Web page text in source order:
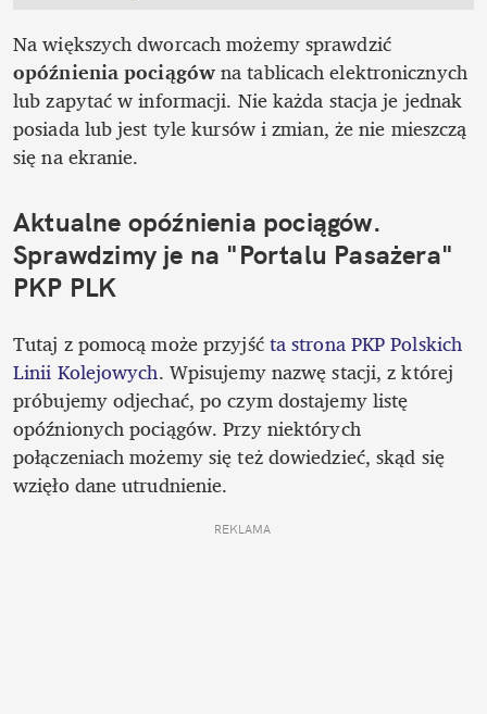
Na większych dworcach możemy sprawdzić
opóźnienia pociągów na tablicach elektronicznych
lub zapytać w informacji. Nie każda stacja je jednak
posiada lub jest tyle kursów i zmian, że nie mieszczą
się na ekranie.
Aktualne opóźnienia pociągów.
Sprawdzimy je na "Portalu Pasażera"
PKP PLK
Tutaj z pomocą może przyjść ta strona PKP Polskich
Linii Kolejowych. Wpisujemy nazwę stacji, z której
próbujemy odjechać, po czym dostajemy listę
opóźnionych pociągów. Przy niektórych
połączeniach możemy się też dowiedzieć, skąd się
wzięło dane utrudnienie.
REKLAMA